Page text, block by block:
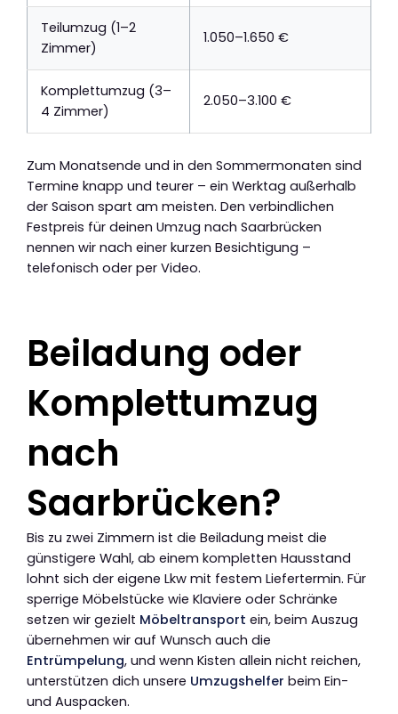
Teilumzug (1–2
Zimmer)
1.050–1.650 €
Komplettumzug (3–
4 Zimmer)
2.050–3.100 €
Zum Monatsende und in den Sommermonaten sind
Termine knapp und teurer – ein Werktag außerhalb
der Saison spart am meisten. Den verbindlichen
Festpreis für deinen Umzug nach Saarbrücken
nennen wir nach einer kurzen Besichtigung –
telefonisch oder per Video.
Beiladung oder
Komplettumzug
nach
Saarbrücken?
Bis zu zwei Zimmern ist die Beiladung meist die
günstigere Wahl, ab einem kompletten Hausstand
lohnt sich der eigene Lkw mit festem Liefertermin. Für
sperrige Möbelstücke wie Klaviere oder Schränke
setzen wir gezielt Möbeltransport ein, beim Auszug
übernehmen wir auf Wunsch auch die
Entrümpelung, und wenn Kisten allein nicht reichen,
unterstützen dich unsere Umzugshelfer beim Ein-
und Auspacken.